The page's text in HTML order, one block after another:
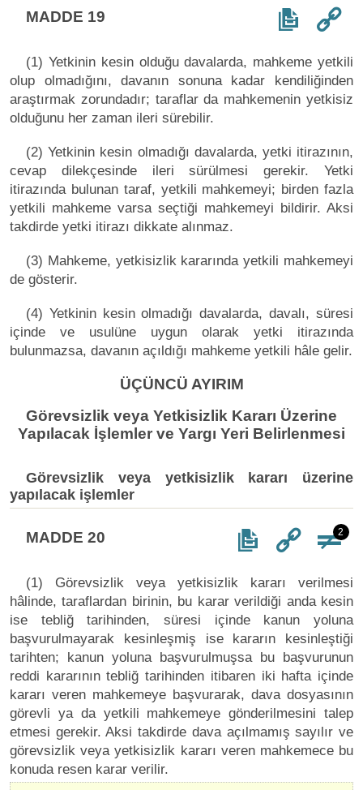
MADDE 19
(1) Yetkinin kesin olduğu davalarda, mahkeme yetkili
olup olmadığını, davanın sonuna kadar kendiliğinden
araştırmak zorundadır; taraflar da mahkemenin yetkisiz
olduğunu her zaman ileri sürebilir.
(2) Yetkinin kesin olmadığı davalarda, yetki itirazının,
cevap dilekçesinde ileri sürülmesi gerekir. Yetki
itirazında bulunan taraf, yetkili mahkemeyi; birden fazla
yetkili mahkeme varsa seçtiği mahkemeyi bildirir. Aksi
takdirde yetki itirazı dikkate alınmaz.
(3) Mahkeme, yetkisizlik kararında yetkili mahkemeyi
de gösterir.
(4) Yetkinin kesin olmadığı davalarda, davalı, süresi
içinde ve usulüne uygun olarak yetki itirazında
bulunmazsa, davanın açıldığı mahkeme yetkili hâle gelir.
ÜÇÜNCÜ AYIRIM
Görevsizlik veya Yetkisizlik Kararı Üzerine
Yapılacak İşlemler ve Yargı Yeri Belirlenmesi
Görevsizlik veya yetkisizlik kararı üzerine
yapılacak işlemler
MADDE 20 2
(1) Görevsizlik veya yetkisizlik kararı verilmesi
hâlinde, taraflardan birinin, bu karar verildiği anda kesin
ise tebliğ tarihinden, süresi içinde kanun yoluna
başvurulmayarak kesinleşmiş ise kararın kesinleştiği
tarihten; kanun yoluna başvurulmuşsa bu başvurunun
reddi kararının tebliğ tarihinden itibaren iki hafta içinde
kararı veren mahkemeye başvurarak, dava dosyasının
görevli ya da yetkili mahkemeye gönderilmesini talep
etmesi gerekir. Aksi takdirde dava açılmamış sayılır ve
görevsizlik veya yetkisizlik kararı veren mahkemece bu
konuda resen karar verilir.